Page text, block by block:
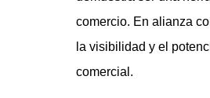
comercio. En alianza
la visibilidad y el
comercial.